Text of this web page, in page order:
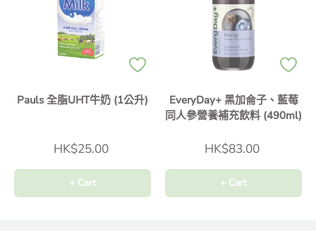
Pauls 全脂UHT牛奶 (1公升)
HK$25.00
+ Cart
EveryDay+ 黑加侖子、藍莓
同人參營養補充飲料 (490ml)
HK$83.00
+ Cart